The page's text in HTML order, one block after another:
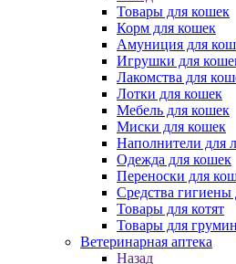
Товары для кошек
Корм для кошек
Амуниция для
Игрушки для
Лакомства для
Лотки для кошек
Мебель для кошек
Миски для кошек
Наполнители для
Одежда для кошек
Переноски для
Средства гигиены
Товары для котят
Товары для
Ветеринарная аптека
Назад